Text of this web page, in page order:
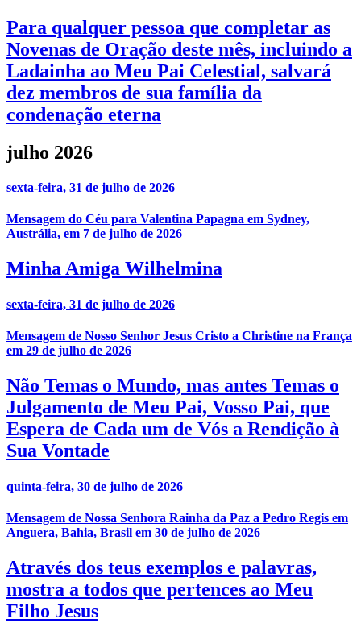
Para qualquer pessoa que completar as
Novenas de Oração deste mês, incluindo a
Ladainha ao Meu Pai Celestial, salvará
dez membros de sua família da
condenação eterna
julho 2026
sexta-feira, 31 de julho de 2026
Mensagem do Céu para Valentina Papagna em Sydney,
Austrália, em 7 de julho de 2026
Minha Amiga Wilhelmina
sexta-feira, 31 de julho de 2026
Mensagem de Nosso Senhor Jesus Cristo a Christine na França
em 29 de julho de 2026
Não Temas o Mundo, mas antes Temas o
Julgamento de Meu Pai, Vosso Pai, que
Espera de Cada um de Vós a Rendição à
Sua Vontade
quinta-feira, 30 de julho de 2026
Mensagem de Nossa Senhora Rainha da Paz a Pedro Regis em
Anguera, Bahia, Brasil em 30 de julho de 2026
Através dos teus exemplos e palavras,
mostra a todos que pertences ao Meu
Filho Jesus